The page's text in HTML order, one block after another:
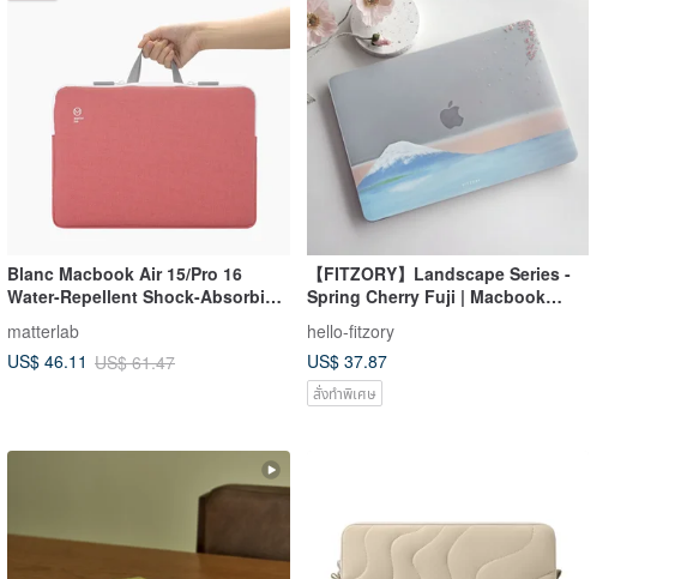
Blanc Macbook Air 15/Pro 16
Water-Repellent Shock-Absorbing
2-Way Laptop Bag - Earth Red
matterlab
US$ 46.11 US$ 61.47
【FITZORY】Landscape Series -
Spring Cherry Fuji | Macbook
Protective Case
hello-fitzory
US$ 37.87
สั่งทำพิเศษ